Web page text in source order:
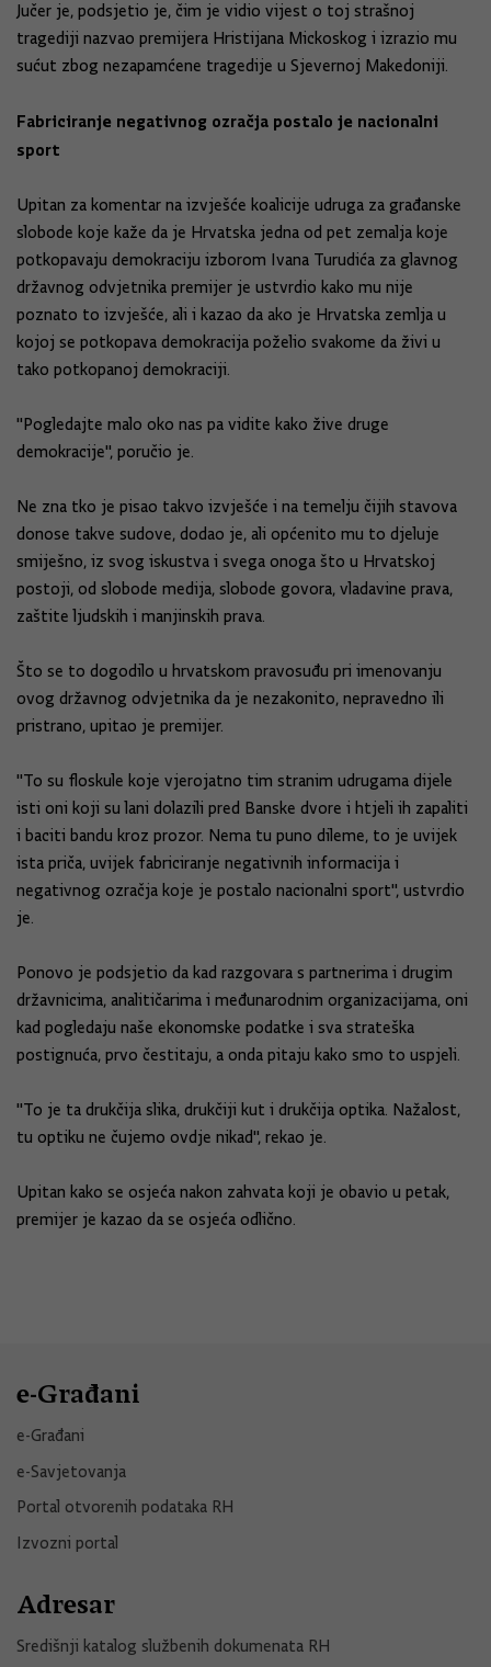
Jučer je, podsjetio je, čim je vidio vijest o toj strašnoj
tragediji nazvao premijera Hristijana Mickoskog i izrazio mu
sućut zbog nezapamćene tragedije u Sjevernoj Makedoniji.
Fabriciranje negativnog ozračja postalo je nacionalni
sport
Upitan za komentar na izvješće koalicije udruga za građanske
slobode koje kaže da je Hrvatska jedna od pet zemalja koje
potkopavaju demokraciju izborom Ivana Turudića za glavnog
državnog odvjetnika premijer je ustvrdio kako mu nije
poznato to izvješće, ali i kazao da ako je Hrvatska zemlja u
kojoj se potkopava demokracija poželio svakome da živi u
tako potkopanoj demokraciji.
"Pogledajte malo oko nas pa vidite kako žive druge
demokracije", poručio je.
Ne zna tko je pisao takvo izvješće i na temelju čijih stavova
donose takve sudove, dodao je, ali općenito mu to djeluje
smiješno, iz svog iskustva i svega onoga što u Hrvatskoj
postoji, od slobode medija, slobode govora, vladavine prava,
zaštite ljudskih i manjinskih prava.
Što se to dogodilo u hrvatskom pravosuđu pri imenovanju
ovog državnog odvjetnika da je nezakonito, nepravedno ili
pristrano, upitao je premijer.
"To su floskule koje vjerojatno tim stranim udrugama dijele
isti oni koji su lani dolazili pred Banske dvore i htjeli ih zapaliti
i baciti bandu kroz prozor. Nema tu puno dileme, to je uvijek
ista priča, uvijek fabriciranje negativnih informacija i
negativnog ozračja koje je postalo nacionalni sport", ustvrdio
je.
Ponovo je podsjetio da kad razgovara s partnerima i drugim
državnicima, analitičarima i međunarodnim organizacijama, oni
kad pogledaju naše ekonomske podatke i sva strateška
postignuća, prvo čestitaju, a onda pitaju kako smo to uspjeli.
"To je ta drukčija slika, drukčiji kut i drukčija optika. Nažalost,
tu optiku ne čujemo ovdje nikad", rekao je.
Upitan kako se osjeća nakon zahvata koji je obavio u petak,
premijer je kazao da se osjeća odlično.
e-Građani
e-Građani
e-Savjetovanja
Portal otvorenih podataka RH
Izvozni portal
Adresar
Središnji katalog službenih dokumenata RH